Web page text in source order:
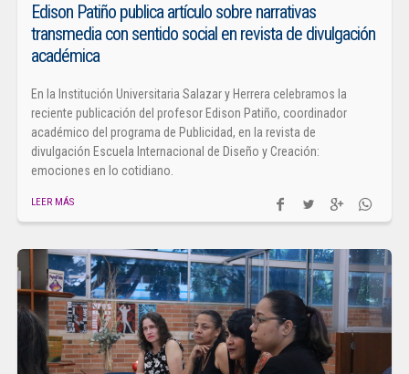
Edison Patiño publica artículo sobre narrativas
transmedia con sentido social en revista de divulgación
académica
En la Institución Universitaria Salazar y Herrera celebramos la
reciente publicación del profesor Edison Patiño, coordinador
académico del programa de Publicidad, en la revista de
divulgación Escuela Internacional de Diseño y Creación:
emociones en lo cotidiano.
LEER MÁS